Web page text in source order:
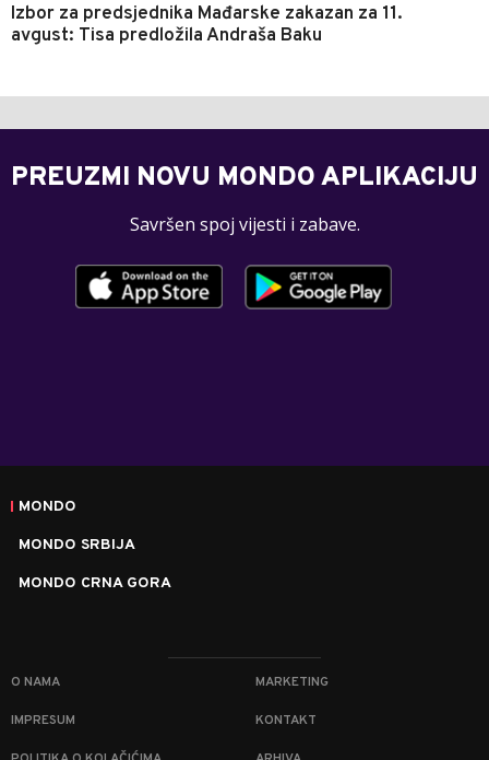
Izbor za predsjednika Mađarske zakazan za 11.
avgust: Tisa predložila Andraša Baku
PREUZMI NOVU MONDO APLIKACIJU
Savršen spoj vijesti i zabave.
MONDO
MONDO SRBIJA
MONDO CRNA GORA
O NAMA MARKETING
IMPRESUM KONTAKT